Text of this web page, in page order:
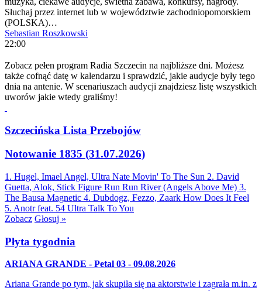
Słuchaj przez internet lub w województwie zachodniopomorskiem
(POLSKA)…
Sebastian Roszkowski
22:00
Zobacz pełen program Radia Szczecin na najbliższe dni. Możesz
także cofnąć datę w kalendarzu i sprawdzić, jakie audycje były tego
dnia na antenie. W scenariuszach audycji znajdziesz listę wszystkich
uworów jakie wtedy graliśmy!
Szczecińska Lista Przebojów
Notowanie 1835 (31.07.2026)
1. Hugel, Imael Angel, Ultra Nate Movin' To The Sun 2. David
Guetta, Alok, Stick Figure Run Run River (Angels Above Me) 3.
The Bausa Magnetic 4. Dubdogz, Fezzo, Zaark How Does It Feel
5. Anotr feat. 54 Ultra Talk To You
Zobacz Głosuj »
Płyta tygodnia
ARIANA GRANDE - Petal 03 - 09.08.2026
Ariana Grande po tym, jak skupiła się na aktorstwie i zagrała m.in. z